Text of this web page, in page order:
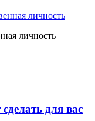
личность
для вас